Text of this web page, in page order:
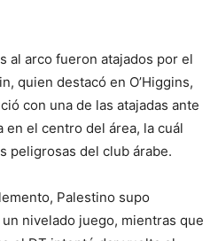
al arco fueron atajados por el
quien destacó en O’Higgins,
con una de las atajadas ante
en el centro del área, la cuál
peligrosas del club árabe.
Palestino supo
nivelado juego, mientras que